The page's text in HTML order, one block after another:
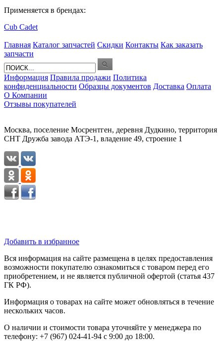
Применяется в брендах:
Cub Cadet
Главная Каталог запчастей Скидки Контакты Как заказать
запчасти
Информация Правила продажи Политика
конфиденциальности Образцы документов Доставка Оплата
О Компании
Отзывы покупателей
Москва, поселение Мосрентген, деревня Дудкино, территория
СНТ Дружба завода АТЭ-1, владение 49, строение 1
Добавить в избранное
Вся информация на сайте размещена в целях предоставления
возможности покупателю ознакомиться с товаром перед его
приобретением, и не является публичной офертой (статья 437
ГК РФ).
Информация о товарах на сайте может обновляться в течение
нескольких часов.
О наличии и стоимости товара уточняйте у менеджера по
телефону: +7 (967) 024-41-94 с 9:00 до 18:00.